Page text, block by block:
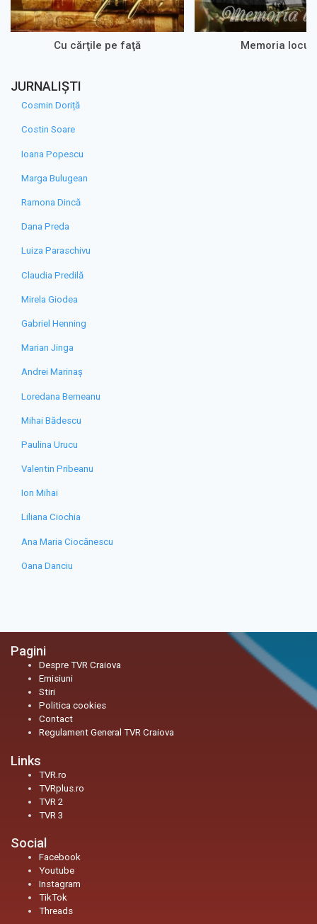
Cu cărţile pe faţă Memoria
JURNALIȘTI
Cosmin Doriță
Costin Soare
Ioana Popescu
Marga Bulugean
Ramona Dincă
Dana Preda
Luiza Paraschivu
Claudia Predilă
Mirela Giodea
Gabriel Henning
Marian Jinga
Andrei Marinaș
Loredana Berneanu
Mihai Bădescu
Paulina Urucu
Valentin Pribeanu
Ion Mihai
Liliana Ciochia
Ana Maria Ciocănescu
Oana Danciu
Pagini
Despre TVR Craiova
Emisiuni
Stiri
Politica cookies
Contact
Regulament General TVR Craiova
Links
TVR.ro
TVRplus.ro
TVR 2
TVR 3
Social
Facebook
Youtube
Instagram
TikTok
Threads